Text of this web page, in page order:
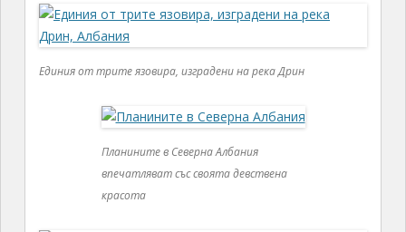
Единия от трите язовира, изградени на река Дрин
Планините в Северна Албания
впечатляват със своята девствена
красота